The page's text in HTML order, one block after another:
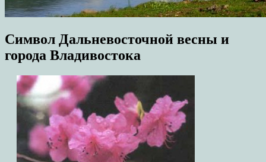
Символ Дальневосточной весны и
города Владивостока